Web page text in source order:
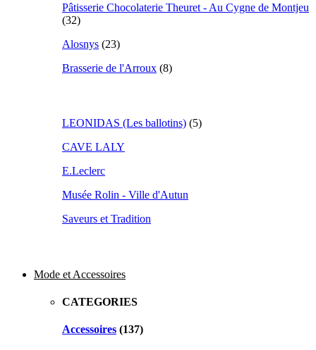
Pâtisserie Chocolaterie Theuret - Au Cygne de Montjeu
(32)
Alosnys (23)
Brasserie de l'Arroux (8)
LEONIDAS (Les ballotins) (5)
CAVE LALY
E.Leclerc
Musée Rolin - Ville d'Autun
Saveurs et Tradition
Mode et Accessoires
CATEGORIES
Accessoires (137)